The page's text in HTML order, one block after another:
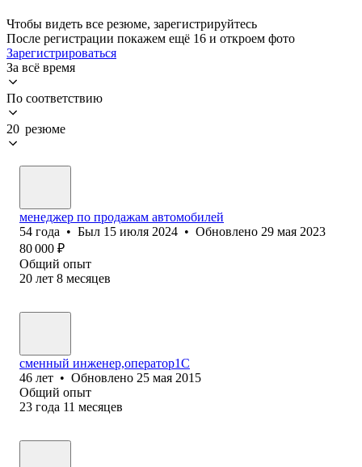
Чтобы видеть все резюме, зарегистрируйтесь
После регистрации покажем ещё 16 и откроем фото
Зарегистрироваться
За всё время
По соответствию
20 резюме
менеджер по продажам автомобилей
54 года • Был 15 июля 2024 • Обновлено 29 мая 2023
80 000 ₽
Общий опыт
20 лет 8 месяцев
сменный инженер,оператор1С
46 лет • Обновлено 25 мая 2015
Общий опыт
23 года 11 месяцев